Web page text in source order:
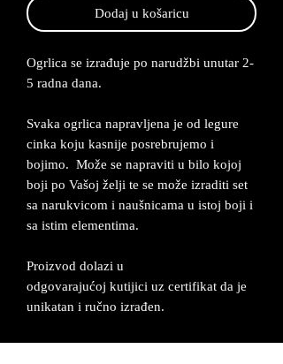
Dodaj u košaricu
Ogrlica se izrađuje po narudžbi unutar 2-
5 radna dana.
Svaka ogrlica napravljena je od legure
cinka koju kasnije posrebrujemo i
bojimo. Može se napraviti u bilo kojoj
boji po Vašoj želji te se može izraditi set
sa narukvicom i naušnicama u istoj boji i
sa istim elementima.
Proizvod dolazi u
odgovarajućoj kutijici uz certifikat da je
unikatan i ručno izrađen.